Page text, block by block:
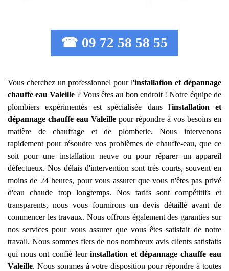
☎ 09 72 58 58 55
Vous cherchez un professionnel pour l'installation et dépannage
chauffe eau Valeille ? Vous êtes au bon endroit ! Notre équipe de
plombiers expérimentés est spécialisée dans l'installation et
dépannage chauffe eau Valeillepour répondre à vos besoins en
matière de chauffage et de plomberie. Nous intervenons
rapidement pour résoudre vos problèmes de chauffe-eau, que ce
soit pour une installation neuve ou pour réparer un appareil
défectueux. Nos délais d'intervention sont très courts, souvent en
moins de 24 heures, pour vous assurer que vous n'êtes pas privé
d'eau chaude trop longtemps. Nos tarifs sont compétitifs et
transparents, nous vous fournirons un devis détaillé avant de
commencer les travaux. Nous offrons également des garanties sur
nos services pour vous assurer que vous êtes satisfait de notre
travail. Nous sommes fiers de nos nombreux avis clients satisfaits
qui nous ont confié leurinstallation et dépannage chauffe eau
Valeille. Nous sommes à votre disposition pour répondre à toutes